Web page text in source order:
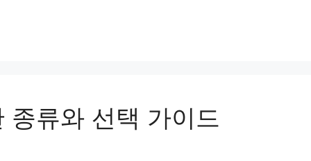
종류와 선택 가이드